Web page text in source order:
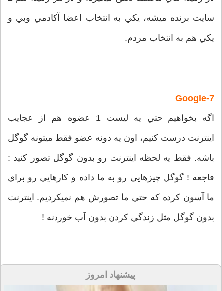
سايت برنده ميشه، يکي به انتخاب اعضا آکادمي وبي و
يکي هم به انتخاب مردم.
7-Google
اگه بخواهيم حتي يه ليست 1 عضوه هم از عجايب
اينترنت درست کنيم، اون يه دونه عضو فقط ميتونه گوگل
باشه. فقط يه لحظه اينترنت رو بدون گوگل تصور کنيد :
فاجعه ! گوگل چيزهايي رو به ما داده و کارهايي رو براي
ما آسون کرده که حتي ما تصورش هم نميکرديم. اينترنت
بدون گوگل مثل زندگي کردن بدون آب خوردنه !
پیشنهاد امروز